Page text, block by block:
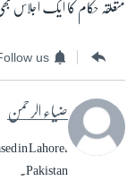
متعلقہ حکام کا ایک اجلاس بھی
us
ضیاء الرحمن
in Lahore,
Pakistan.